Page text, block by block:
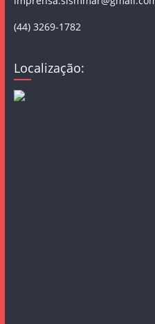
(44) 3269-1782
Localização: